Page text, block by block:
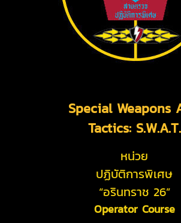
Special Weapons
Tactics: S.W.A.T.
หน่วย
ปฏิบัติการพิเศษ
“อรินทราช 26”
Operator Course